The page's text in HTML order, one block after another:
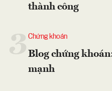
thành công
Chứng khoán
Blog chứng
mạnh